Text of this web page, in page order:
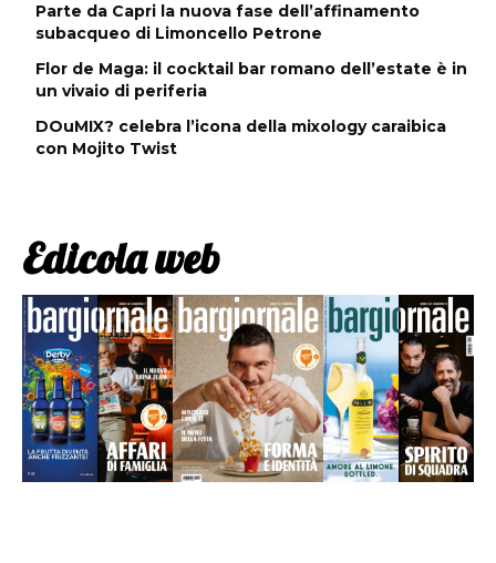
Parte da Capri la nuova fase dell’affinamento
subacqueo di Limoncello Petrone
Flor de Maga: il cocktail bar romano dell’estate è in
un vivaio di periferia
DOuMIX? celebra l’icona della mixology caraibica
con Mojito Twist
Edicola web